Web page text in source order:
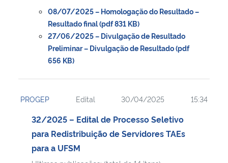
08/07/2025 – Homologação do Resultado –
Resultado final (pdf 831 KB)
27/06/2025 – Divulgação de Resultado
Preliminar – Divulgação de Resultado (pdf
656 KB)
PROGEP Edital 30/04/2025 15:34
32/2025 – Edital de Processo Seletivo
para Redistribuição de Servidores TAEs
para a UFSM